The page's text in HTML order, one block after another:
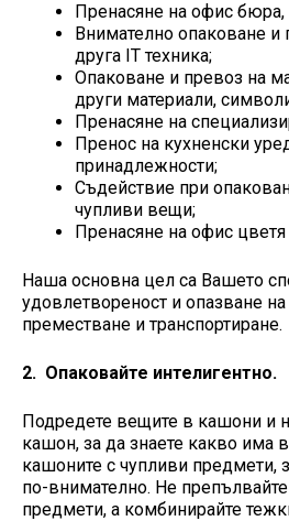
Пренасяне на офис
Внимателно опаковане
друга IT техника;
Опаковане и превоз на
други материали,
Пренасяне на
Пренос на кухненски
принадлежности;
Съдействие при
чупливи вещи;
Пренасяне на офис цветя
Наша основна цел са Вашето
удовлетвореност и опазване
преместване и транспортиране.
2. Опаковайте интелигентно.
Подредете вещите в кашони и
кашон, за да знаете какво има
кашоните с чупливи предмети,
по-внимателно. Не
предмети, а комбинирайте